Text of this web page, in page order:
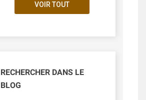
VOIR TOUT
RECHERCHER DANS LE
BLOG